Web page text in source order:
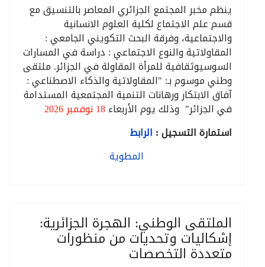
ينظم مخبر المجتمع الجزائري المعاصر بالتنسيق مع
قسم علم الاجتماع لكلية العلوم الانسانية
والاجتماعية، وفرقة البحث التكويني الجامعي :
المقاولاتية والنوع الاجتماعي : دراسة في المسارات
السوسيوثقافية للمرأة المقاولة في الجزائر. ملتقى
وطني موسوم بـ: "المقاولاتية والذكاء الاصطناعي :
آفاق الابتكار ورهانات التنمية المجتمعية المستدامة
في الجزائر" وذلك يوم الأربعاء18 نوفمبر 2026
استمارة التسجيل : الرابط
المطوية
الملتقى الوطني: الهجرة الجزائرية:
إشكاليات وتحديات من منظورات
متعددة التخصصات